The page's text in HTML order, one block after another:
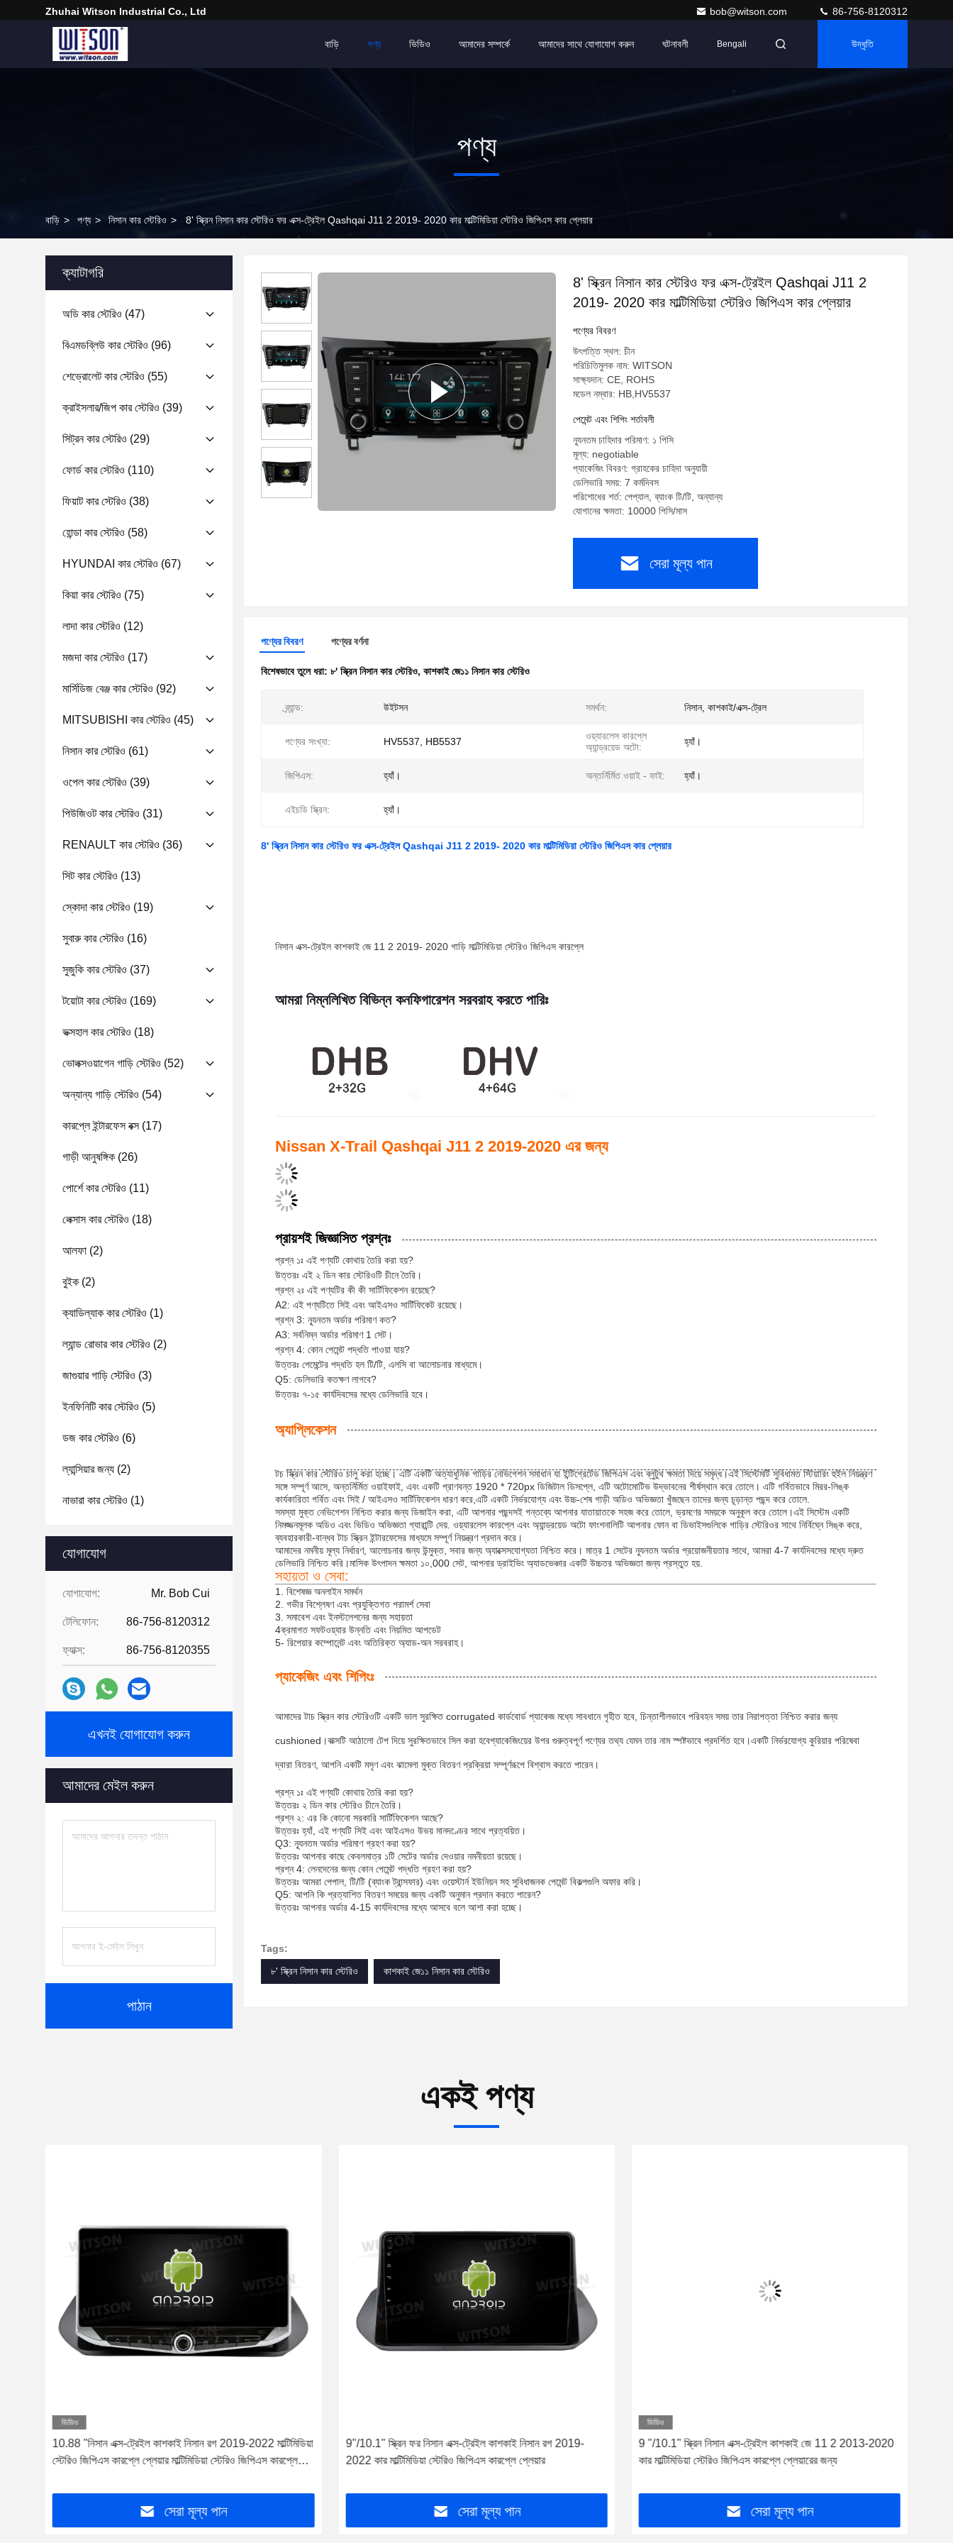
Zhuhai Witson Industrial Co., Ltd bob@witson.com 86-756-8120312
বাড়ি পণ্য ভিডিও আমাদের সম্পর্কে আমাদের সাথে যোগাযোগ করুন ঘটনাবলী Bengali উদ্ধৃতি
পণ্য
বাড়ি > পণ্য > নিসান কার স্টেরিও > 8' স্ক্রিন নিসান কার স্টেরিও ফর এক্স-ট্রেইল Qashqai J11 2 2019- 2020 কার মাল্টিমিডিয়া স্টেরিও জিপিএস কার প্লেয়ার
ক্যাটাগরি
অডি কার স্টেরিও (47)
বিএমডব্লিউ কার স্টেরিও (96)
শেভ্রোলেট কার স্টেরিও (55)
ক্রাইসলার/জিপ কার স্টেরিও (39)
সিট্রন কার স্টেরিও (29)
ফোর্ড কার স্টেরিও (110)
ফিয়াট কার স্টেরিও (38)
হোন্ডা কার স্টেরিও (58)
HYUNDAI কার স্টেরিও (67)
কিয়া কার স্টেরিও (75)
লাদা কার স্টেরিও (12)
মজদা কার স্টেরিও (17)
মার্সিডিজ বেঞ্জ কার স্টেরিও (92)
MITSUBISHI কার স্টেরিও (45)
নিসান কার স্টেরিও (61)
ওপেল কার স্টেরিও (39)
পিউজিওট কার স্টেরিও (31)
RENAULT কার স্টেরিও (36)
সিট কার স্টেরিও (13)
স্কোদা কার স্টেরিও (19)
সুবারু কার স্টেরিও (16)
সুজুকি কার স্টেরিও (37)
টয়োটা কার স্টেরিও (169)
ভক্সহাল কার স্টেরিও (18)
ভোলক্সওয়াগেন গাড়ি স্টেরিও (52)
অন্যান্য গাড়ি স্টেরিও (54)
কারপ্লে ইন্টারফেস বক্স(17)
গাড়ী আনুষঙ্গিক (26)
পোর্শে কার স্টেরিও (11)
লেক্সাস কার স্টেরিও (18)
আলফা (2)
বুইক (2)
ক্যাডিল্যাক কার স্টেরিও (1)
ল্যান্ড রোভার কার স্টেরিও (2)
জাগুয়ার গাড়ি স্টেরিও (3)
ইনফিনিটি কার স্টেরিও (5)
ডজ কার স্টেরিও (6)
ল্যান্সিয়ার জন্য (2)
নাভারা কার স্টেরিও (1)
যোগাযোগ
যোগাযোগ: Mr. Bob Cui
টেলিফোন: 86-756-8120312
ফ্যাক্স: 86-756-8120355
এখনই যোগাযোগ করুন
আমাদের মেইল ​​করুন
পাঠান
8' স্ক্রিন নিসান কার স্টেরিও ফর এক্স-ট্রেইল Qashqai J11 2
2019- 2020 কার মাল্টিমিডিয়া স্টেরিও জিপিএস কার প্লেয়ার
পণ্যের বিবরণ
উৎপত্তি স্থল: চীন
পরিচিতিমুলক নাম: WITSON
সাক্ষ্যদান: CE, ROHS
মডেল নম্বার: HB,HV5537
পেমেন্ট এবং শিপিং শর্তাবলী
ন্যূনতম চাহিদার পরিমাণ: ১ পিসি
মূল্য: negotiable
প্যাকেজিং বিবরণ: গ্রাহকের চাহিদা অনুযায়ী
ডেলিভারি সময়: 7 কর্মদিবস
পরিশোধের শর্ত: পেপ্যাল, ব্যাংক টি/টি, অন্যান্য
যোগানের ক্ষমতা: 10000 পিসি/মাস
সেরা মূল্য পান
পণ্যের বিবরণ পণ্যের বর্ণনা
বিশেষভাবে তুলে ধরা: ৮' স্ক্রিন নিসান কার স্টেরিও, কাশকাই জে১১ নিসান কার স্টেরিও
ব্র্যান্ড: উইটসন সমর্থন: নিসান, কাশকাই/এক্স-ট্রেল
পণ্যের সংখ্যা: HV5537, HB5537
ওয়্যারলেস কারপ্লে
অ্যান্ড্রয়েড অটো:
হ্যাঁ।
জিপিএস: হ্যাঁ। অন্তর্নির্মিত ওয়াই - ফাই: হ্যাঁ।
এইচডি স্ক্রিন: হ্যাঁ।
8' স্ক্রিন নিসান কার স্টেরিও ফর এক্স-ট্রেইল Qashqai J11 2 2019- 2020 কার মাল্টিমিডিয়া স্টেরিও জিপিএস কার প্লেয়ার
নিসান এক্স-ট্রেইল কাশকাই জে 11 2 2019- 2020 গাড়ি মাল্টিমিডিয়া স্টেরিও জিপিএস কারপ্লে
আমরা নিম্নলিখিত বিভিন্ন কনফিগারেশন সরবরাহ করতে পারিঃ
Nissan X-Trail Qashqai J11 2 2019-2020 এর জন্য
প্রায়শই জিজ্ঞাসিত প্রশ্নঃ
প্রশ্ন ১ঃ এই পণ্যটি কোথায় তৈরি করা হয়?
উত্তরঃ এই ২ ডিন কার স্টেরিওটি চীনে তৈরি।
প্রশ্ন ২ঃ এই পণ্যটির কী কী সার্টিফিকেশন রয়েছে?
A2: এই পণ্যটিতে সিই এবং আইএসও সার্টিফিকেট রয়েছে।
প্রশ্ন 3: ন্যূনতম অর্ডার পরিমাণ কত?
A3: সর্বনিম্ন অর্ডার পরিমাণ 1 সেট।
প্রশ্ন 4: কোন পেমেন্ট পদ্ধতি পাওয়া যায়?
উত্তরঃ পেমেন্টের পদ্ধতি হল টি/টি, এলসি বা আলোচনার মাধ্যমে।
Q5: ডেলিভারি কতক্ষণ লাগবে?
উত্তরঃ ৭-১৫ কার্যদিবসের মধ্যে ডেলিভারি হবে।
অ্যাপ্লিকেশন
টচ স্ক্রিন কার স্টেরিও চালু করা হচ্ছে। এটি একটি অত্যাধুনিক গাড়ির নেভিগেশন সমাধান যা ইন্টিগ্রেটেড জিপিএস এবং ব্লুটুথ ক্ষমতা দিয়ে সমৃদ্ধ।এই সিস্টেমটি সুবিধামত স্টিয়ারিং হুইল নিয়ন্ত্রণ
সঙ্গে সম্পূর্ণ আসে, অন্তর্নির্মিত ওয়াইফাই, এবং একটি প্রাণবন্ত 1920 * 720px ডিজিটাল ডিসপ্লে, এটি অটোমোটিভ উদ্ভাবনের শীর্ষস্থান করে তোলে। এটি গর্বিতভাবে মিরর-লিঙ্ক
কার্যকারিতা গর্বিত এবং সিই / আইএসও সার্টিফিকেশন ধারণ করে,এটি একটি নির্ভরযোগ্য এবং উচ্চ-শেষ গাড়ী অডিও অভিজ্ঞতা খুঁজছেন তাদের জন্য চূড়ান্ত পছন্দ করে তোলে.
সমস্যা মুক্ত নেভিগেশন নিশ্চিত করার জন্য ডিজাইন করা, এটি আপনার পছন্দসই গন্তব্যে আপনার যাতায়াতকে সহজ করে তোলে, ভ্রমণের সময়কে অনুকূল করে তোলে।এই সিস্টেম একটি
নিমজ্জনমূলক অডিও এবং ভিডিও অভিজ্ঞতা গ্যারান্টি দেয়. ওয়্যারলেস কারপ্লে এবং অ্যান্ড্রয়েড অটো ফাংশনালিটি আপনার ফোন বা ডিভাইসগুলিকে গাড়ির স্টেরিওর সাথে নির্বিঘ্নে সিঙ্ক করে,
ব্যবহারকারী-বান্ধব টাচ স্ক্রিন ইন্টারফেসের মাধ্যমে সম্পূর্ণ নিয়ন্ত্রণ প্রদান করে।
আমাদের নমনীয় মূল্য নির্ধারণ, আলোচনার জন্য উন্মুক্ত, সবার জন্য অ্যাক্সেসযোগ্যতা নিশ্চিত করে। মাত্র 1 সেটের ন্যূনতম অর্ডার প্রয়োজনীয়তার সাথে, আমরা 4-7 কার্যদিবসের মধ্যে দ্রুত
ডেলিভারি নিশ্চিত করি।মাসিক উৎপাদন ক্ষমতা ১০,000 সেট, আপনার ড্রাইভিং অ্যাডভেঞ্চার একটি উচ্চতর অভিজ্ঞতা জন্য প্রস্তুত হয়.
সহায়তা ও সেবা:
1. বিশেষজ্ঞ অনলাইন সমর্থন
2. গভীর বিশ্লেষণ এবং প্রযুক্তিগত পরামর্শ সেবা
3. সমাবেশ এবং ইনস্টলেশনের জন্য সহায়তা
4ক্রমাগত সফটওয়্যার উন্নতি এবং নিয়মিত আপডেট
5- রিপেয়ার কম্পোনেন্ট এবং অতিরিক্ত অ্যাড-অন সরবরাহ।
প্যাকেজিং এবং শিপিংঃ
আমাদের টাচ স্ক্রিন কার স্টেরিওটি একটি ভাল সুরক্ষিত corrugated কার্ডবোর্ড প্যাকেজ মধ্যে সাবধানে গৃহীত হবে, চিন্তাশীলভাবে পরিবহন সময় তার নিরাপত্তা নিশ্চিত করার জন্য
cushioned।বাক্সটি আঠালো টেপ দিয়ে সুরক্ষিতভাবে সিল করা হবেপ্যাকেজিংয়ের উপর গুরুত্বপূর্ণ পণ্যের তথ্য যেমন তার নাম স্পষ্টভাবে প্রদর্শিত হবে।একটি নির্ভরযোগ্য কুরিয়ার পরিষেবা
দ্বারা বিতরণ, আপনি একটি মসৃণ এবং ঝামেলা মুক্ত বিতরণ প্রক্রিয়া সম্পূর্ণরূপে বিশ্বাস করতে পারেন।
প্রশ্ন ১ঃ এই পণ্যটি কোথায় তৈরি করা হয়?
উত্তরঃ ২ ডিন কার স্টেরিও চীনে তৈরি।
প্রশ্ন ২: এর কি কোনো সরকারি সার্টিফিকেশন আছে?
উত্তরঃ হ্যাঁ, এই পণ্যটি সিই এবং আইএসও উভয় মানদণ্ডের সাথে প্রত্যয়িত।
Q3: ন্যূনতম অর্ডার পরিমাণ গ্রহণ করা হয়?
উত্তরঃ আপনার কাছে কেবলমাত্র ১টি সেটের অর্ডার দেওয়ার নমনীয়তা রয়েছে।
প্রশ্ন 4: লেনদেনের জন্য কোন পেমেন্ট পদ্ধতি গ্রহণ করা হয়?
উত্তরঃ আমরা পেপাল, টি/টি (ব্যাংক ট্রান্সফার) এবং ওয়েস্টার্ন ইউনিয়ন সহ সুবিধাজনক পেমেন্ট বিকল্পগুলি অফার করি।
Q5: আপনি কি প্রত্যাশিত বিতরণ সময়ের জন্য একটি অনুমান প্রদান করতে পারেন?
উত্তরঃ আপনার অর্ডার 4-15 কার্যদিবসের মধ্যে আসবে বলে আশা করা হচ্ছে।
Tags:
৮' স্ক্রিন নিসান কার স্টেরিও
কাশকাই জে১১ নিসান কার স্টেরিও
একই পণ্য
ভিডিও
10.88 "নিসান এক্স-ট্রেইল কাশকাই নিসান রগ 2019-2022 মাল্টিমিডিয়া
স্টেরিও জিপিএস কারপ্লে প্লেয়ার মাল্টিমিডিয়া স্টেরিও জিপিএস কারপ্লে
সেরা মূল্য পান
9"/10.1" স্ক্রিন ফর নিসান এক্স-ট্রেইল কাশকাই নিসান রগ 2019-
2022 কার মাল্টিমিডিয়া স্টেরিও জিপিএস কারপ্লে প্লেয়ার
সেরা মূল্য পান
ভিডিও
9 "/10.1" স্ক্রিন নিসান এক্স-ট্রেইল কাশকাই জে 11 2 2013-2020
কার মাল্টিমিডিয়া স্টেরিও জিপিএস কারপ্লে প্লেয়ারের জন্য
সেরা মূল্য পান